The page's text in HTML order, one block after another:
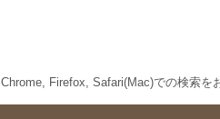
Chrome, Firefox, Safari(Mac)での検索を